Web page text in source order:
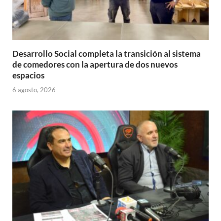
Desarrollo Social completa la transición al sistema
de comedores con la apertura de dos nuevos
espacios
6 agosto, 2026